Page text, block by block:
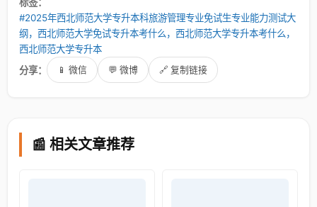
#2025年西北师范大学专升本科旅游管理专业免试生专业能力测试大
纲，西北师范大学免试专升本考什么，西北师范大学专升本考什么，
西北师范大学专升本
分享：
📱 微信 💬 微博 🔗 复制链接
📰 相关文章推荐